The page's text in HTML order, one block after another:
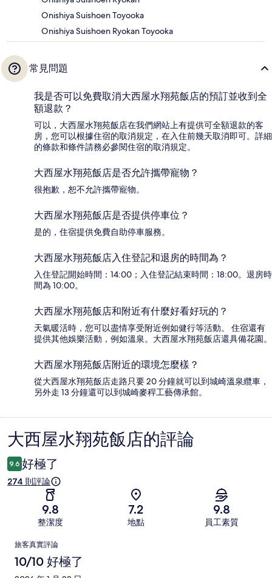
Onishiya Suishoen Toyooka
Onishiya Suishoen Ryokan Toyooka
常見問題
我是否可以免費取消大西屋水翔苑飯店的預訂並收到全
額退款？
可以，大西屋水翔苑飯店在我們網站上有提供可全額退款的客
房，您可以根據住宿的取消規定，在入住前幾天取消即可。詳細
的條款和條件請務必參閱住宿的取消規定。
大西屋水翔苑飯店是否允許攜帶寵物？
很抱歉，恕不允許攜帶寵物。
大西屋水翔苑飯店是否提供停車位？
是的，住宿提供免費自助停車服務。
大西屋水翔苑飯店入住登記和退房的時間為？
入住登記開始時間：14:00；入住登記結束時間：18:00。退房時
間為 10:00。
大西屋水翔苑飯店和附近有什麼好看好玩的？
天氣暖活時，您可以盡情享受附近例如健行等活動。 住宿還有
提供其他娛樂活動，例如溫泉。大西屋水翔苑飯店還具備花園。
大西屋水翔苑飯店附近的環境怎麼樣？
從大西屋水翔苑飯店走路只要 20 分鐘就可以到城崎溫泉纜車，
另外走 13 分鐘還可以到城崎麥稈工藝傳承館。
評
論
大西屋水翔苑飯店的評論
9.6 好極了
274 則評論
9.8
整潔度
7.2
地點
9.8
員工素質
評
論
旅客真實評論
10/10 好極了